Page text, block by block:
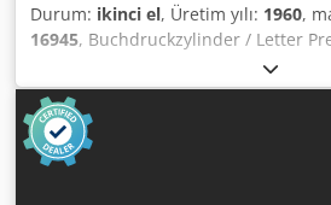
Durum: ikinci el, Üretim yılı: 1960,
16945, Buchdruckzylinder / Letter
Kesici Heidelberg SBGYıl 1960 - Seri
210 x 280 mm Boyut maks.: 560 x
Aerttuhjgfok Hız min. maks. 4.000
Ağırlık yaklaşık 5.0800kg3Komplett
Schließrahmen / Aletler ve